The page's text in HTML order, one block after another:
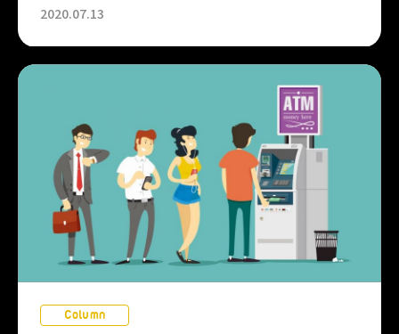
2020.07.13
Column